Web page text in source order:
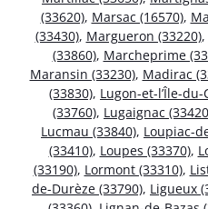
(33620), Marsac (16570),
(33430), Margueron (33220),
(33860), Marcheprime
Maransin (33230), Madirac
(33830), Lugon-et-l’Île-
(33760), Lugaignac
Lucmau (33840), Loupiac-
(33410), Loupes (33370),
(33190), Lormont (33310),
de-Durèze (33790), Ligueux